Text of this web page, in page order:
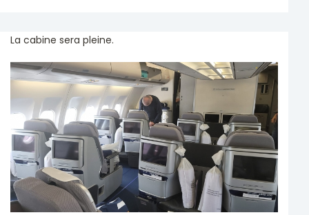
La cabine sera pleine.